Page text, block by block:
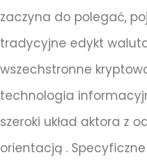
zaczyna do polegać,
tradycyjne edykt
wszechstronne
technologia
szeroki układ aktora z
orientacją .